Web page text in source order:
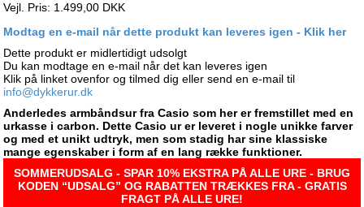
Vejl. Pris: 1.499,00 DKK
Modtag en e-mail når dette produkt kan leveres igen - Klik her
Dette produkt er midlertidigt udsolgt
Du kan modtage en e-mail når det kan leveres igen
Klik på linket ovenfor og tilmed dig eller send en e-mail til
info@dykkerur.dk
Anderledes armbåndsur fra Casio som her er fremstillet med en
urkasse i carbon. Dette Casio ur er leveret i nogle unikke farver
og med et unikt udtryk, men som stadig har sine klassiske
mange egenskaber i form af en lang række funktioner.
SOMMERUDSALG - SPAR 10% EKSTRA PÅ ALLE URE - BRUG
KODEN “UDSALG” OG RABATTEN TRÆKKES FRA - GRATIS
FRAGT PÅ ALLE URE!